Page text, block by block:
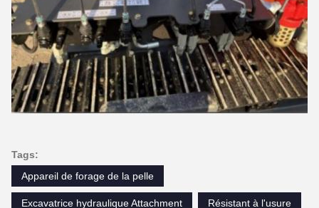
Tags:
Appareil de forage de la pelle
Excavatrice hydraulique Attachment Résistant à l'usure